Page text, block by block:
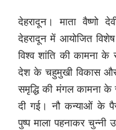
देहरादून। माता वैष्णो
देहरादून में आयोजित
विश्व शांति की कामना
देश के चहुमुखी विकास
समृद्धि की मंगल कामना के
दी गई। नौ कन्याओं के
पुष्प माला पहनाकर